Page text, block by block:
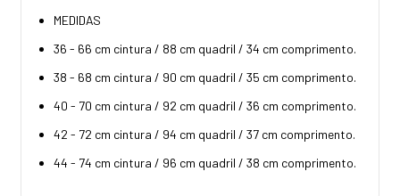
MEDIDAS
36 - 66 cm cintura / 88 cm quadril / 34 cm comprimento.
38 - 68 cm cintura / 90 cm quadril / 35 cm comprimento.
40 - 70 cm cintura / 92 cm quadril / 36 cm comprimento.
42 - 72 cm cintura / 94 cm quadril / 37 cm comprimento.
44 - 74 cm cintura / 96 cm quadril / 38 cm comprimento.